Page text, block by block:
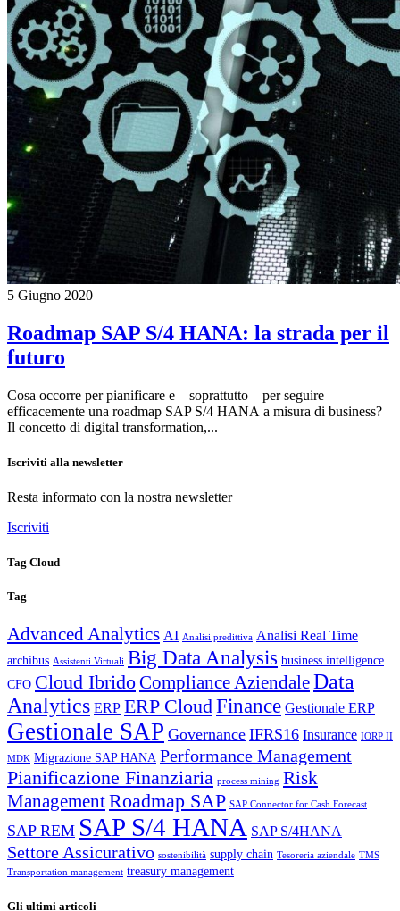
5 Giugno 2020
Roadmap SAP S/4 HANA: la strada per il
futuro
Cosa occorre per pianificare e – soprattutto – per seguire
efficacemente una roadmap SAP S/4 HANA a misura di business?
Il concetto di digital transformation,...
Iscriviti alla newsletter
Resta informato con la nostra newsletter
Iscriviti
Tag Cloud
Tag
Advanced Analytics AI Analisi predittiva Analisi Real Time
archibus Assistenti Virtuali Big Data Analysis business intelligence
CFO Cloud IbridoCompliance AziendaleData
Analytics ERP ERP CloudFinance Gestionale ERP
Gestionale SAP Governance IFRS16 Insurance IORP II
MDK Migrazione SAP HANA Performance Management
Pianificazione Finanziaria process mining Risk
ManagementRoadmap SAP SAP Connector for Cash Forecast
SAP REM SAP S/4 HANA SAP S/4HANA
Settore Assicurativo sostenibilità supply chain Tesoreria aziendale TMS
Transportation management treasury management
Gli ultimi articoli